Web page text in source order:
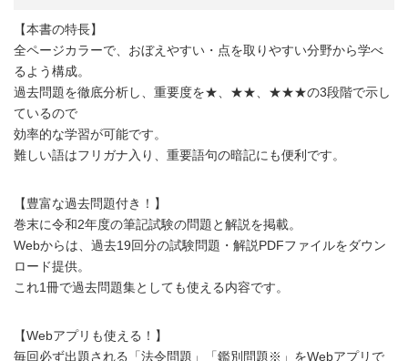
【本書の特長】
全ページカラーで、おぼえやすい・点を取りやすい分野から学べ
るよう構成。
過去問題を徹底分析し、重要度を★、★★、★★★の3段階で示し
ているので
効率的な学習が可能です。
難しい語はフリガナ入り、重要語句の暗記にも便利です。
【豊富な過去問題付き！】
巻末に令和2年度の筆記試験の問題と解説を掲載。
Webからは、過去19回分の試験問題・解説PDFファイルをダウン
ロード提供。
これ1冊で過去問題集としても使える内容です。
【Webアプリも使える！】
毎回必ず出題される「法令問題」「鑑別問題※」をWebアプリで